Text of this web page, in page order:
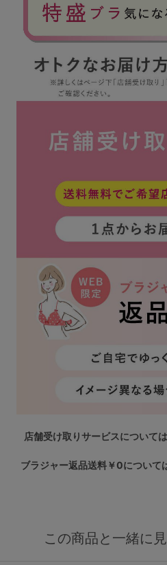
店舗受け取りサービスについては
ブラジャー返品送料￥0について
この商品と一緒に